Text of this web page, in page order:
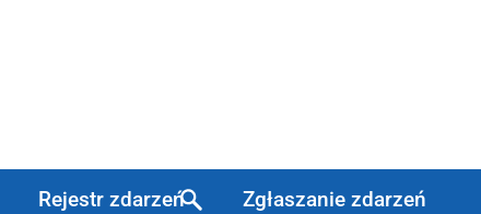
Rejestr zdarzeń Zgłaszanie zdarzeń